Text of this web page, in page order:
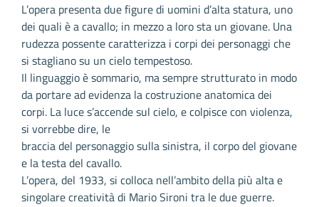
L’opera presenta due figure di uomini d’alta statura, uno
dei quali è a cavallo; in mezzo a loro sta un giovane. Una
rudezza possente caratterizza i corpi dei personaggi che
si stagliano su un cielo tempestoso.
Il linguaggio è sommario, ma sempre strutturato in modo
da portare ad evidenza la costruzione anatomica dei
corpi. La luce s’accende sul cielo, e colpisce con violenza,
si vorrebbe dire, le
braccia del personaggio sulla sinistra, il corpo del giovane
e la testa del cavallo.
L’opera, del 1933, si colloca nell’ambito della più alta e
singolare creatività di Mario Sironi tra le due guerre.